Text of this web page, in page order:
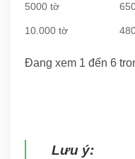
5000 tờ
10.000 tờ
Đang xem 1 đến 6
Lưu ý: